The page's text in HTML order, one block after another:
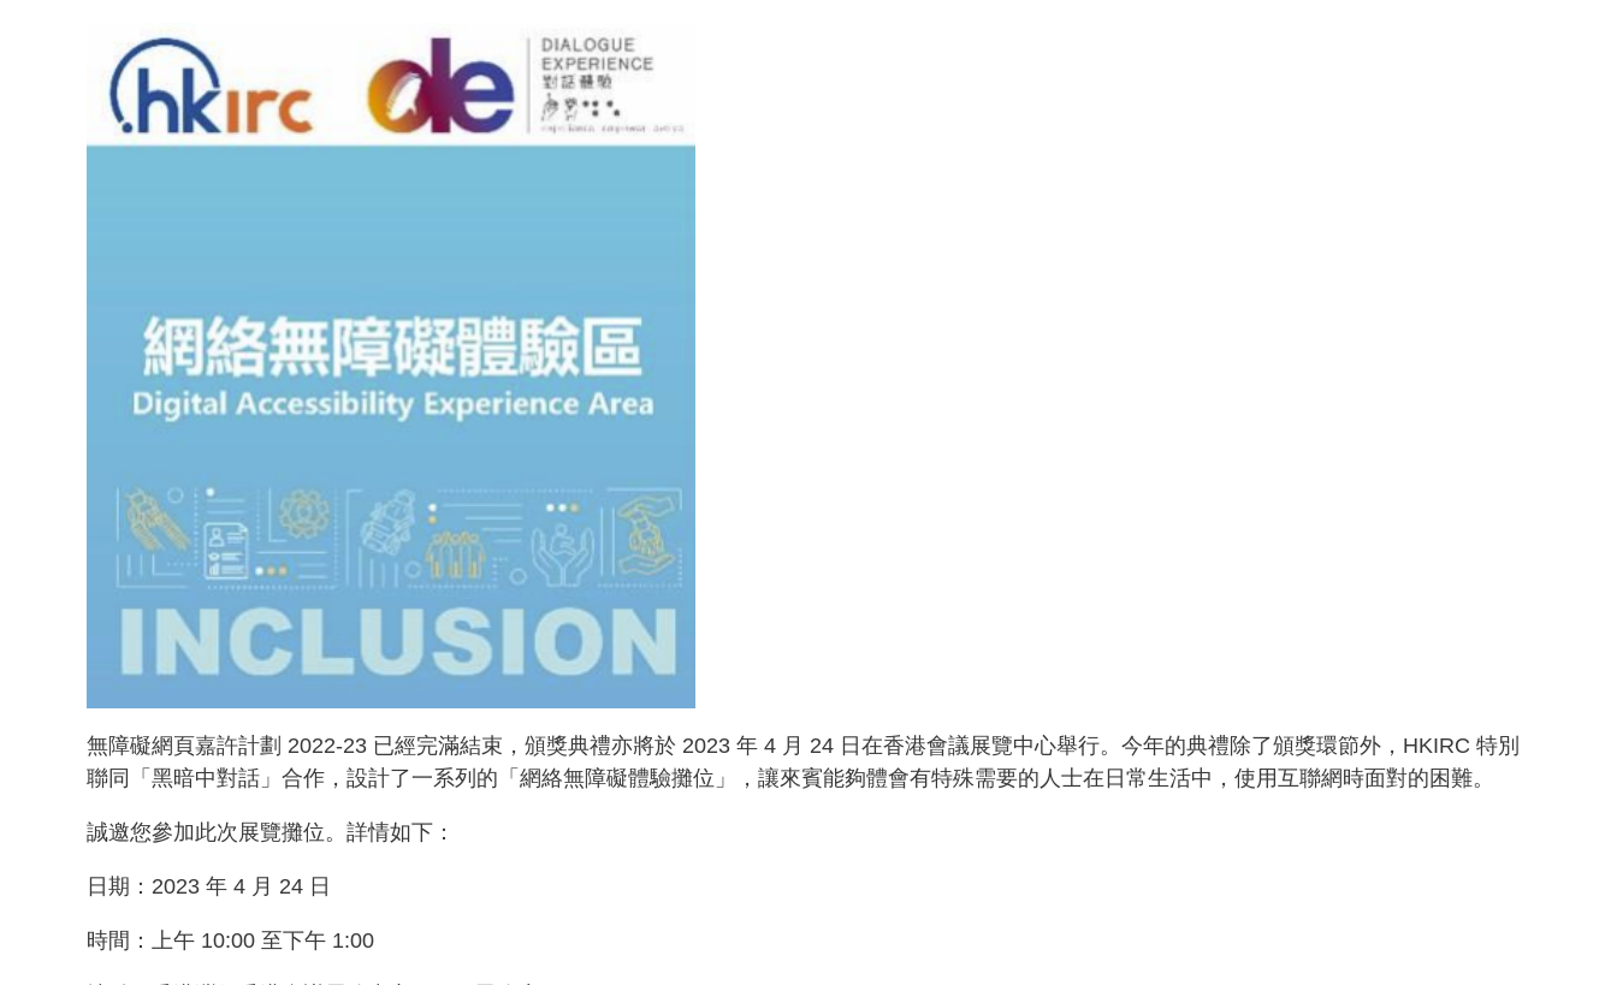
無障礙網頁嘉許計劃 2022-23 已經完滿結束，頒獎典禮亦將於 2023 年 4 月 24 日在香港會議展覽中心舉行。今年的典禮除了頒獎環節外，HKIRC 特別
聯同「黑暗中對話」合作，設計了一系列的「網絡無障礙體驗攤位」，讓來賓能夠體會有特殊需要的人士在日常生活中，使用互聯網時面對的困難。
誠邀您參加此次展覽攤位。詳情如下：
日期：2023 年 4 月 24 日
時間：上午 10:00 至下午 1:00